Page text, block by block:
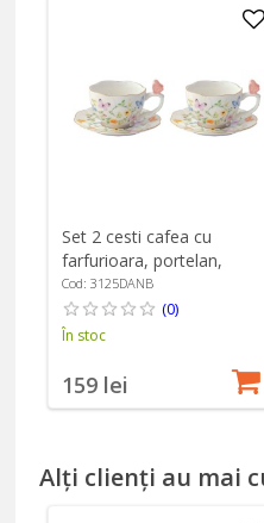
Set 2 cesti cafea cu
farfurioara, portelan,
120ml, "Dancing
Butterflies" - Easy Life
Cod: 3125DANB
(0)
În stoc
159 lei
Alți clienți au mai